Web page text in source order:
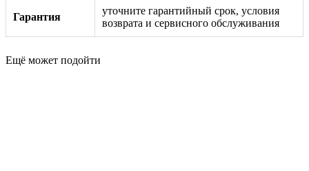
Гарантия
уточните гарантийный срок, условия
возврата и сервисного обслуживания
Ещё может подойти